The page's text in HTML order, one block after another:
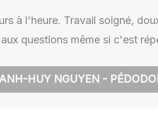
à l'heure. Travail soigné,
questions même si c'est
HUY NGUYEN -